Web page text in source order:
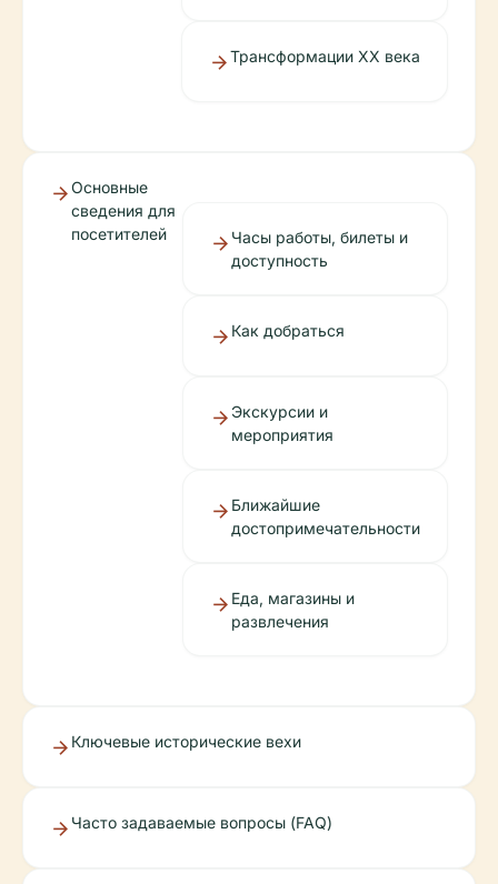
Трансформации XX века
Основные
сведения для
посетителей
Часы работы, билеты и
доступность
Как добраться
Экскурсии и
мероприятия
Ближайшие
достопримечательности
Еда, магазины и
развлечения
Ключевые исторические вехи
Часто задаваемые вопросы (FAQ)